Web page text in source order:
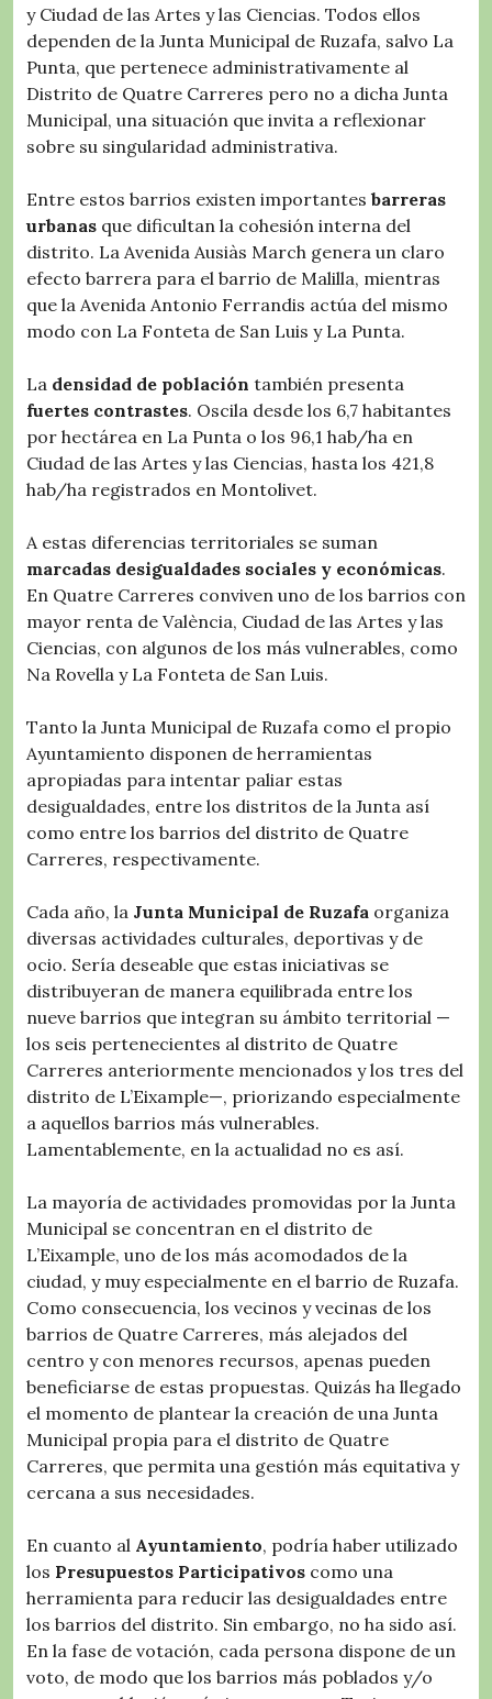
y Ciudad de las Artes y las Ciencias. Todos ellos
dependen de la Junta Municipal de Ruzafa, salvo La
Punta, que pertenece administrativamente al
Distrito de Quatre Carreres pero no a dicha Junta
Municipal, una situación que invita a reflexionar
sobre su singularidad administrativa.
Entre estos barrios existen importantes barreras
urbanas que dificultan la cohesión interna del
distrito. La Avenida Ausiàs March genera un claro
efecto barrera para el barrio de Malilla, mientras
que la Avenida Antonio Ferrandis actúa del mismo
modo con La Fonteta de San Luis y La Punta.
La densidad de población también presenta
fuertes contrastes. Oscila desde los 6,7 habitantes
por hectárea en La Punta o los 96,1 hab/ha en
Ciudad de las Artes y las Ciencias, hasta los 421,8
hab/ha registrados en Montolivet.
A estas diferencias territoriales se suman
marcadas desigualdades sociales y económicas.
En Quatre Carreres conviven uno de los barrios con
mayor renta de València, Ciudad de las Artes y las
Ciencias, con algunos de los más vulnerables, como
Na Rovella y La Fonteta de San Luis.
Tanto la Junta Municipal de Ruzafa como el propio
Ayuntamiento disponen de herramientas
apropiadas para intentar paliar estas
desigualdades, entre los distritos de la Junta así
como entre los barrios del distrito de Quatre
Carreres, respectivamente.
Cada año, la Junta Municipal de Ruzafa organiza
diversas actividades culturales, deportivas y de
ocio. Sería deseable que estas iniciativas se
distribuyeran de manera equilibrada entre los
nueve barrios que integran su ámbito territorial —
los seis pertenecientes al distrito de Quatre
Carreres anteriormente mencionados y los tres del
distrito de L’Eixample—, priorizando especialmente
a aquellos barrios más vulnerables.
Lamentablemente, en la actualidad no es así.
La mayoría de actividades promovidas por la Junta
Municipal se concentran en el distrito de
L’Eixample, uno de los más acomodados de la
ciudad, y muy especialmente en el barrio de Ruzafa.
Como consecuencia, los vecinos y vecinas de los
barrios de Quatre Carreres, más alejados del
centro y con menores recursos, apenas pueden
beneficiarse de estas propuestas. Quizás ha llegado
el momento de plantear la creación de una Junta
Municipal propia para el distrito de Quatre
Carreres, que permita una gestión más equitativa y
cercana a sus necesidades.
En cuanto al Ayuntamiento, podría haber utilizado
los Presupuestos Participativos como una
herramienta para reducir las desigualdades entre
los barrios del distrito. Sin embargo, no ha sido así.
En la fase de votación, cada persona dispone de un
voto, de modo que los barrios más poblados y/o